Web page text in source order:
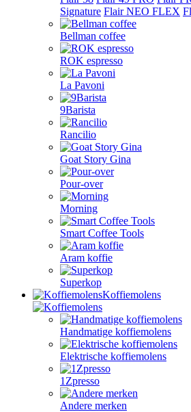
Signature Flair NEO FLEX
Bellman coffee
ROK espresso
La Pavoni
9Barista
Rancilio
Goat Story Gina
Pour-over
Morning
Smart Coffee Tools
Aram koffie
Superkop
Koffiemolens
Handmatige koffiemolens
Elektrische koffiemolens
1Zpresso
Andere merken